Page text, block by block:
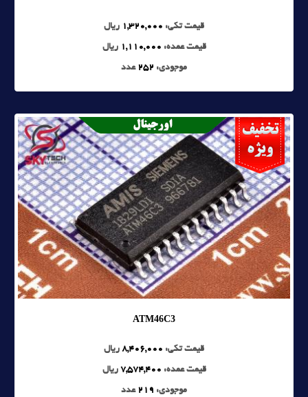
قیمت تکی: 1,320,000 ریال
قیمت عمده: 1,110,000 ریال
موجودی: 252 عدد
ATM46C3
قیمت تکی: 8,406,000 ریال
قیمت عمده: 7,574,400 ریال
موجودی: 219 عدد